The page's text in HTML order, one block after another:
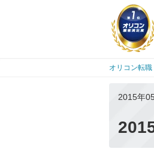
オリコン転職
2015年